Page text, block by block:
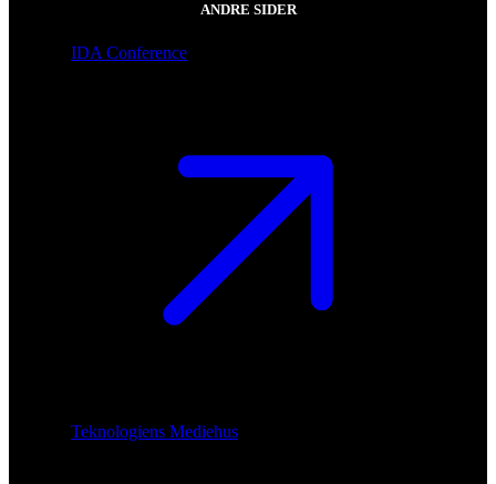
ANDRE SIDER
IDA Conference
Teknologiens Mediehus